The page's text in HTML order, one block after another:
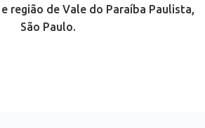
região de Vale do Paraíba Paulista,
São Paulo.